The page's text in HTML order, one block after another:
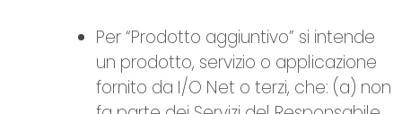
Per “Prodotto aggiuntivo” si intende
un prodotto, servizio o applicazione
fornito da I/O Net o terzi, che: (a) non